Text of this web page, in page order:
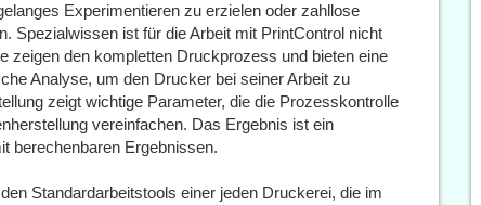
Experimentieren zu erzielen oder zahllose
Spezialwissen ist für die Arbeit mit PrintControl nicht
zeigen den kompletten Druckprozess und bieten eine
Analyse, um den Drucker bei seiner Arbeit zu
zeigt wichtige Parameter, die die Prozesskontrolle
vereinfachen. Das Ergebnis ist ein
berechenbaren Ergebnissen.
Standardarbeitstools einer jeden Druckerei, die im